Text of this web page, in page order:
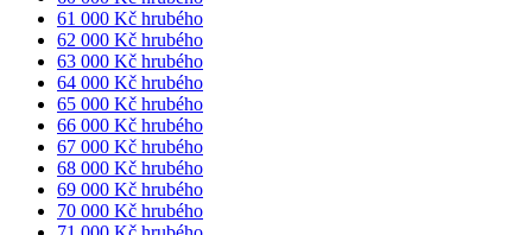
61 000 Kč hrubého
62 000 Kč hrubého
63 000 Kč hrubého
64 000 Kč hrubého
65 000 Kč hrubého
66 000 Kč hrubého
67 000 Kč hrubého
68 000 Kč hrubého
69 000 Kč hrubého
70 000 Kč hrubého